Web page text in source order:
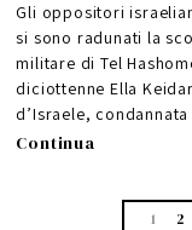
Gli oppositori
si sono radunati la
militare di Tel
diciottenne Ella
d’Israele, condannata
Continua
1 2